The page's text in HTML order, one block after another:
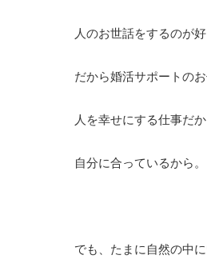
人のお世話をするのが好
だから婚活サポートの
人を幸せにする仕事だ
自分に合っているから。
でも、たまに自然の中